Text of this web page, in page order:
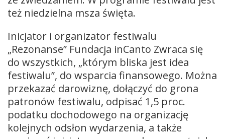
też niedzielna msza święta.
Inicjator i organizator festiwalu
„Rezonanse” Fundacja inCanto Zwraca się
do wszystkich, „którym bliska jest idea
festiwalu”, do wsparcia finansowego. Można
przekazać darowiznę, dołączyć do grona
patronów festiwalu, odpisać 1,5 proc.
podatku dochodowego na organizację
kolejnych odsłon wydarzenia, a także